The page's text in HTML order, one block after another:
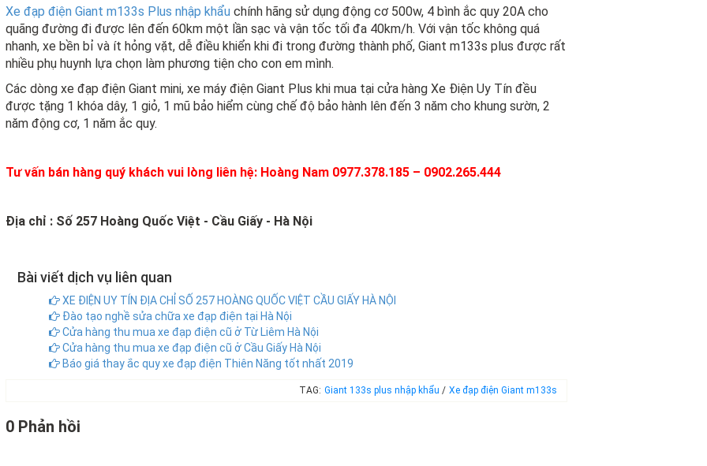
Xe đạp điện Giant m133s Plus nhập khẩuchính hãng sử dụng động cơ 500w, 4 bình ắc quy 20A cho
quãng đường đi được lên đến 60km một lần sạc và vận tốc tối đa 40km/h. Với vận tốc không quá
nhanh, xe bền bỉ và ít hỏng vặt, dễ điều khiển khi đi trong đường thành phố, Giant m133s plus được rất
nhiều phụ huynh lựa chọn làm phương tiện cho con em mình.
Các dòng xe đạp điện Giant mini, xe máy điện Giant Plus khi mua tại cửa hàng Xe Điện Uy Tín đều
được tặng 1 khóa dây, 1 giỏ, 1 mũ bảo hiểm cùng chế độ bảo hành lên đến 3 năm cho khung sườn, 2
năm động cơ, 1 năm ắc quy.
Tư vấn bán hàng quý khách vui lòng liên hệ: Hoàng Nam 0977.378.185 – 0902.265.444
Địa chỉ : Số 257 Hoàng Quốc Việt - Cầu Giấy - Hà Nội
Bài viết dịch vụ liên quan
XE ĐIỆN UY TÍN ĐỊA CHỈ SỐ 257 HOÀNG QUỐC VIỆT CẦU GIẤY HÀ NỘI
Đào tạo nghề sửa chữa xe đạp điện tại Hà Nội
Cửa hàng thu mua xe đạp điện cũ ở Từ Liêm Hà Nội
Cửa hàng thu mua xe đạp điện cũ ở Cầu Giấy Hà Nội
Báo giá thay ắc quy xe đạp điện Thiên Năng tốt nhất 2019
TAG: Giant 133s plus nhập khẩu / Xe đạp điện Giant m133s
0 Phản hồi